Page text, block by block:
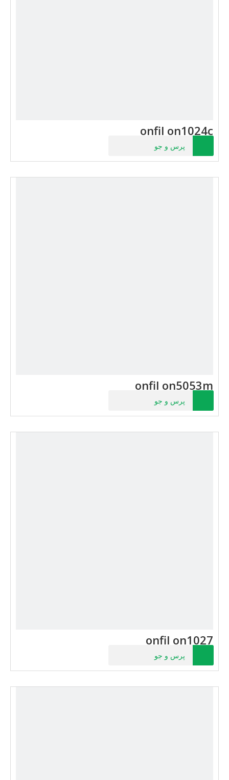
onfil on1024c
پرس و جو
onfil on5053m
پرس و جو
onfil on1027
پرس و جو